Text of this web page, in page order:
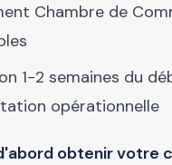
Chambre de
1-2 semaines du
opérationnelle
obtenir votre